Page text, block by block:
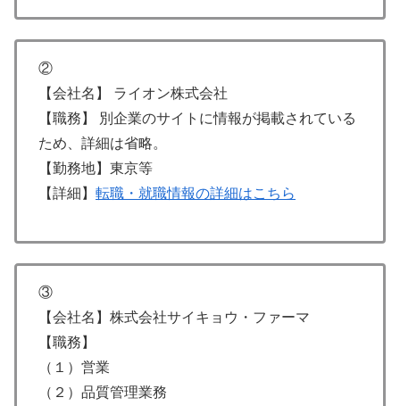
②
【会社名】 ライオン株式会社
【職務】 別企業のサイトに情報が掲載されている
ため、詳細は省略。
【勤務地】東京等
【詳細】 転職・就職情報の詳細はこちら
③
【会社名】株式会社サイキョウ・ファーマ
【職務】
（１）営業
（２）品質管理業務